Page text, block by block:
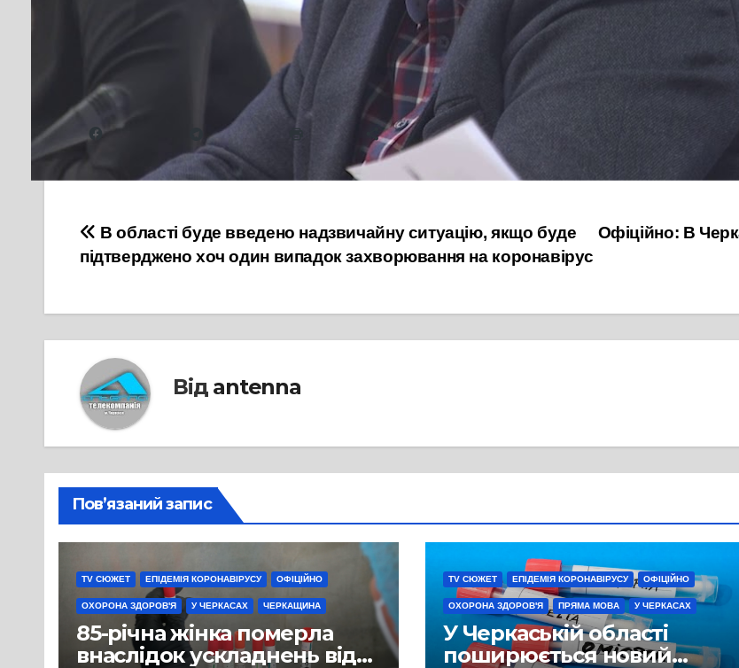
Міська рада закликає пенсіонерів залишатися дома і без необхідності не користуватися
Запис засідання виконкому наживо без купюр.
Надіслати друзям
Telegram Більше
Навігація
записів
Офіційно: В
В області буде введено надзвичайну ситуацію, якщо буде
підтверджено хоч один випадок захворювання на коронавірус
Від antenna
Пов’язаний запис
TV СЮЖЕТ ЕПІДЕМІЯ КОРОНАВІРУСУ ОФІЦІЙНО
ОХОРОНА ЗДОРОВ'Я У ЧЕРКАСАХ ЧЕРКАЩИНА
85-річна жінка померла
внаслідок ускладнень від
TV СЮЖЕТ ЕПІДЕМІЯ КОРОНАВІРУСУ ОФІЦІЙНО
ОХОРОНА ЗДОРОВ'Я ПРЯМА МОВА У ЧЕРКАСАХ
У Черкаській області
поширюється новий